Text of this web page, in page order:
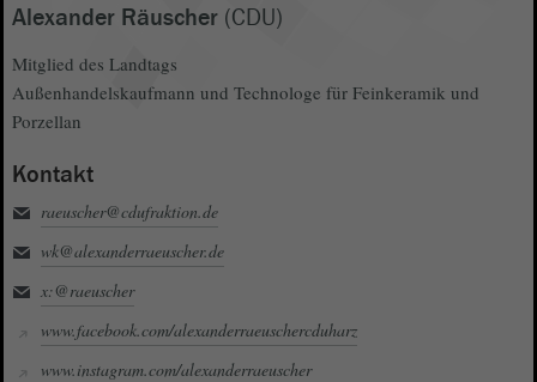
Alexander Räuscher (CDU)
Mitglied des Landtags
Außenhandelskaufmann und Technologe für Feinkeramik und
Porzellan
Kontakt
raeuscher@cdufraktion.de
wk@alexanderraeuscher.de
x:@raeuscher
www.facebook.com/alexanderraeuschercduharz
www.instagram.com/alexanderraeuscher